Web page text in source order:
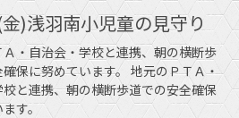
)浅羽南小児童の見守り
・自治会・学校と連携、朝の横断歩
保に努めています。 地元のＰＴＡ・
校と連携、朝の横断歩道での安全確保
す。